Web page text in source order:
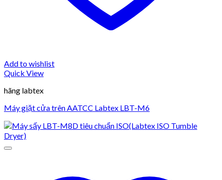
Add to wishlist
Quick View
hãng labtex
Máy giặt cửa trên AATCC Labtex LBT-M6